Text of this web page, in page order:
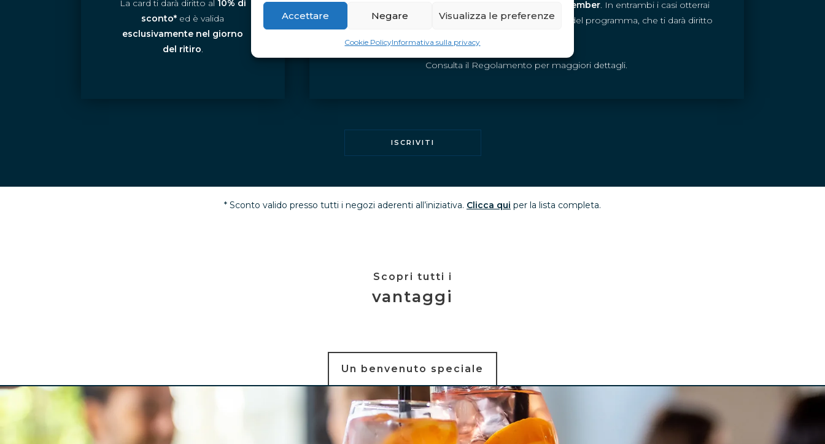
Accettare Negare Visualizza le preferenze
Cookie PolicyInformativa sulla privacy
La card ti darà diritto al 10% di
sconto* ed è valida
esclusivamente nel giorno
del ritiro.
status e diventare un
Platinum Member. In entrambi i casi otterrai
una nuova card, attivabile più giorni per tutta la durata del programma, che ti darà diritto
Consulta il Regolamento per maggiori dettagli.
ISCRIVITI
* Sconto valido presso tutti i negozi aderenti all’iniziativa. Clicca qui per la lista completa.
Scopri tutti i
vantaggi
Un benvenuto speciale